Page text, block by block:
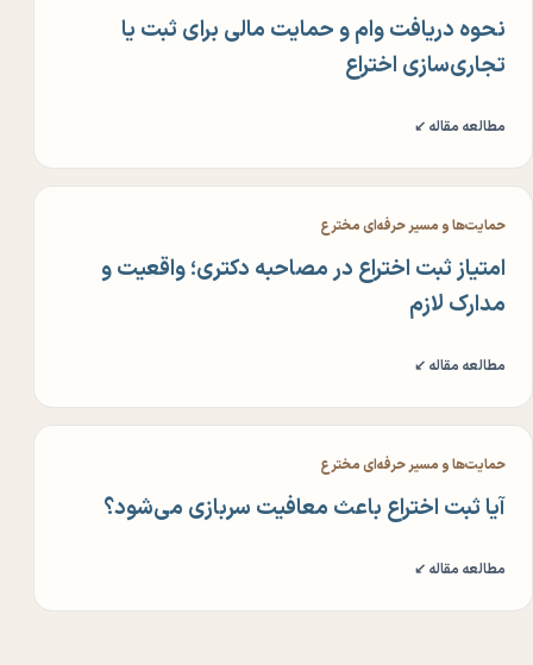
نحوه دریافت وام و حمایت مالی برای ثبت یا
تجاری‌سازی اختراع
مطالعه مقاله ↙
حمایت‌ها و مسیر حرفه‌ای مخترع
امتیاز ثبت اختراع در مصاحبه دکتری؛ واقعیت و
مدارک لازم
مطالعه مقاله ↙
حمایت‌ها و مسیر حرفه‌ای مخترع
آیا ثبت اختراع باعث معافیت سربازی می‌شود؟
مطالعه مقاله ↙